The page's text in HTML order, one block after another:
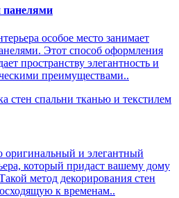
панелями
особое место занимает
Этот способ оформления
пространству элегантность и
преимуществами..
и элегантный
который придаст вашему дому
метод декорирования стен
к временам..